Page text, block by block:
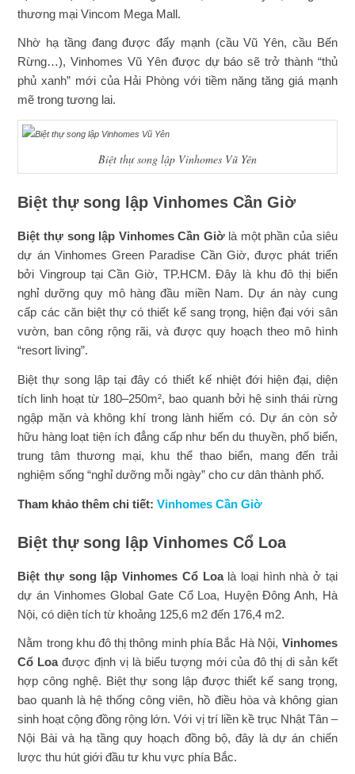
thương mại Vincom Mega Mall.
Nhờ hạ tầng đang được đẩy mạnh (cầu Vũ Yên, cầu Bến
Rừng…), Vinhomes Vũ Yên được dự báo sẽ trở thành “thủ
phủ xanh” mới của Hải Phòng với tiềm năng tăng giá mạnh
mẽ trong tương lai.
Biệt thự song lập Vinhomes Vũ Yên
Biệt thự song lập Vinhomes Cần Giờ
Biệt thự song lập Vinhomes Cần Giờlà một phần của siêu
dự án Vinhomes Green Paradise Cần Giờ, được phát triển
bởi Vingroup tại Cần Giờ, TP.HCM. Đây là khu đô thị biển
nghỉ dưỡng quy mô hàng đầu miền Nam. Dự án này cung
cấp các căn biệt thự có thiết kế sang trọng, hiện đại với sân
vườn, ban công rộng rãi, và được quy hoạch theo mô hình
“resort living”.
Biệt thự song lập tại đây có thiết kế nhiệt đới hiện đại, diện
tích linh hoạt từ 180–250m², bao quanh bởi hệ sinh thái rừng
ngập mặn và không khí trong lành hiếm có. Dự án còn sở
hữu hàng loạt tiện ích đẳng cấp như bến du thuyền, phố biển,
trung tâm thương mại, khu thể thao biển, mang đến trải
nghiệm sống “nghỉ dưỡng mỗi ngày” cho cư dân thành phố.
Tham khảo thêm chi tiết:Vinhomes Cần Giờ
Biệt thự song lập Vinhomes Cổ Loa
Biệt thự song lập Vinhomes Cổ Loalà loại hình nhà ở tại
dự án Vinhomes Global Gate Cổ Loa, Huyện Đông Anh, Hà
Nội, có diện tích từ khoảng 125,6 m2 đến 176,4 m2.
Nằm trong khu đô thị thông minh phía Bắc Hà Nội, Vinhomes
Cổ Loađược định vị là biểu tượng mới của đô thị di sản kết
hợp công nghệ. Biệt thự song lập được thiết kế sang trọng,
bao quanh là hệ thống công viên, hồ điều hòa và không gian
sinh hoạt cộng đồng rộng lớn. Với vị trí liền kề trục Nhật Tân –
Nội Bài và hạ tầng quy hoạch đồng bộ, đây là dự án chiến
lược thu hút giới đầu tư khu vực phía Bắc.